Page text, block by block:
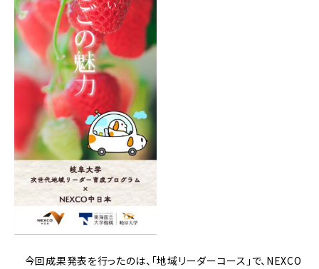
今回成果発表を行ったのは、「地域リーダーコース」で、NEXCO